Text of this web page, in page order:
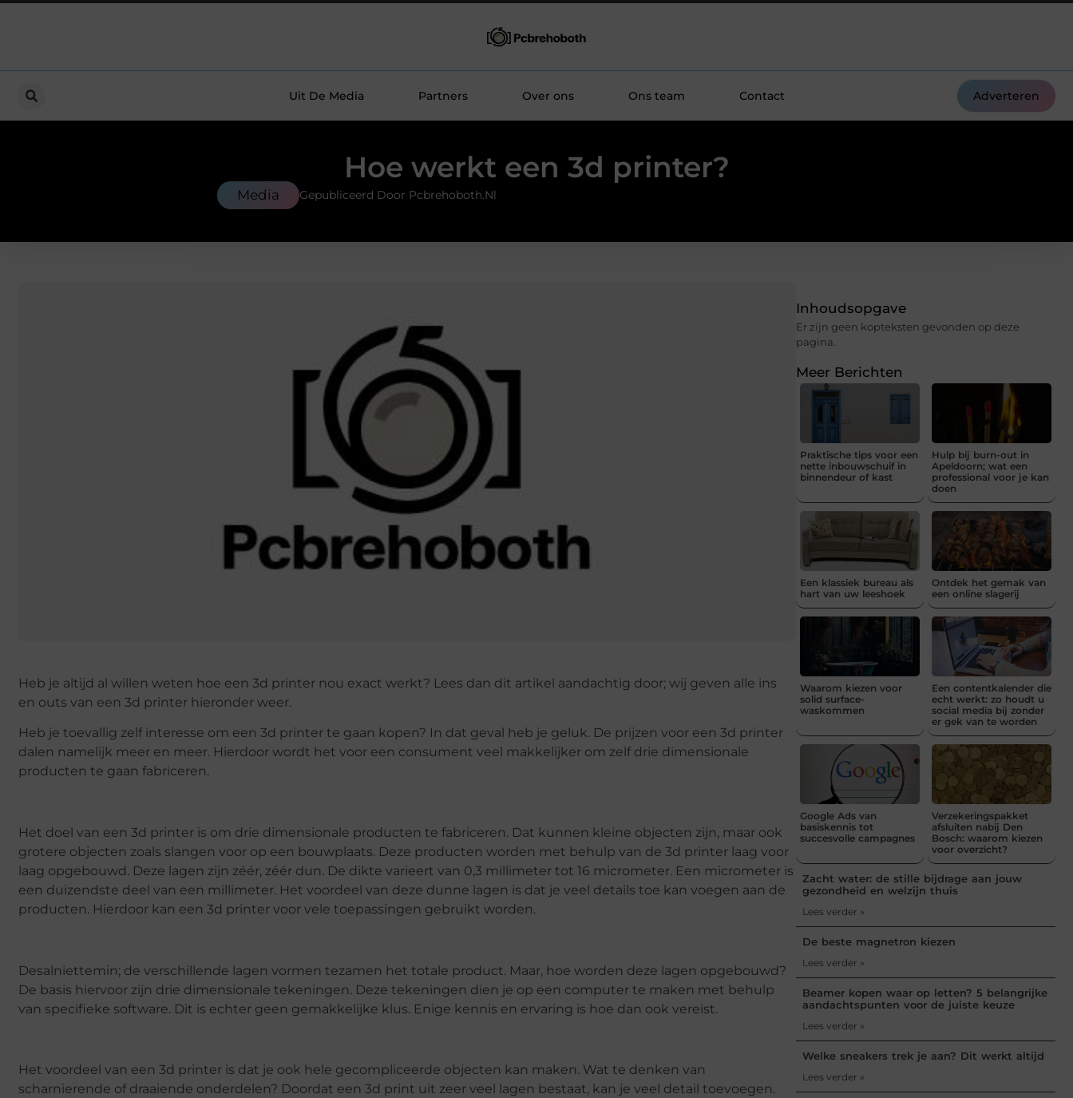
Uit De Media Partners Over ons Ons team Contact Adverteren
Hoe werkt een 3d printer?
Media Gepubliceerd Door Pcbrehoboth.nl
Heb je altijd al willen weten hoe een 3d printer nou exact werkt? Lees dan dit artikel aandachtig door; wij geven alle ins
en outs van een 3d printer hieronder weer.
Heb je toevallig zelf interesse om een 3d printer te gaan kopen? In dat geval heb je geluk. De prijzen voor een 3d printer
dalen namelijk meer en meer. Hierdoor wordt het voor een consument veel makkelijker om zelf drie dimensionale
producten te gaan fabriceren.
Het doel van een 3d printer is om drie dimensionale producten te fabriceren. Dat kunnen kleine objecten zijn, maar ook
grotere objecten zoals slangen voor op een bouwplaats. Deze producten worden met behulp van de 3d printer laag voor
laag opgebouwd. Deze lagen zijn zéér, zéér dun. De dikte varieert van 0,3 millimeter tot 16 micrometer. Een micrometer is
een duizendste deel van een millimeter. Het voordeel van deze dunne lagen is dat je veel details toe kan voegen aan de
producten. Hierdoor kan een 3d printer voor vele toepassingen gebruikt worden.
Desalniettemin; de verschillende lagen vormen tezamen het totale product. Maar, hoe worden deze lagen opgebouwd?
De basis hiervoor zijn drie dimensionale tekeningen. Deze tekeningen dien je op een computer te maken met behulp
van specifieke software. Dit is echter geen gemakkelijke klus. Enige kennis en ervaring is hoe dan ook vereist.
Het voordeel van een 3d printer is dat je ook hele gecompliceerde objecten kan maken. Wat te denken van
scharnierende of draaiende onderdelen? Doordat een 3d print uit zeer veel lagen bestaat, kan je veel detail toevoegen.
Inhoudsopgave
Er zijn geen kopteksten gevonden op deze
pagina.
Meer Berichten
Praktische tips voor een
nette inbouwschuif in
binnendeur of kast
Hulp bij burn-out in
Apeldoorn; wat een
professional voor je kan
doen
Een klassiek bureau als
hart van uw leeshoek
Ontdek het gemak van
een online slagerij
Waarom kiezen voor
solid surface-
waskommen
Een contentkalender die
echt werkt: zo houdt u
social media bij zonder
er gek van te worden
Google Ads van
basiskennis tot
succesvolle campagnes
Verzekeringspakket
afsluiten nabij Den
Bosch: waarom kiezen
voor overzicht?
Zacht water: de stille bijdrage aan jouw
gezondheid en welzijn thuis
Lees verder »
De beste magnetron kiezen
Lees verder »
Beamer kopen waar op letten? 5 belangrijke
aandachtspunten voor de juiste keuze
Lees verder »
Welke sneakers trek je aan? Dit werkt altijd
Lees verder »